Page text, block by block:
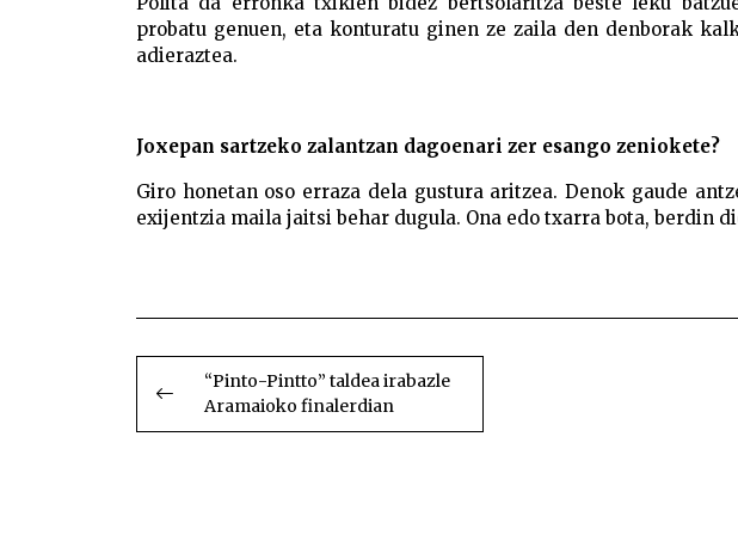
probatu genuen, eta konturatu ginen ze zaila den denborak
adieraztea.
Joxepan sartzeko zalantzan dagoenari zer esango zeniokete?
Giro honetan oso erraza dela gustura aritzea. Denok gaude
exijentzia maila jaitsi behar dugula. Ona edo txarra bota, berdin
ZEHAR
NABIGATU
“Pinto-Pintto” taldea irabazle
Aramaioko finalerdian